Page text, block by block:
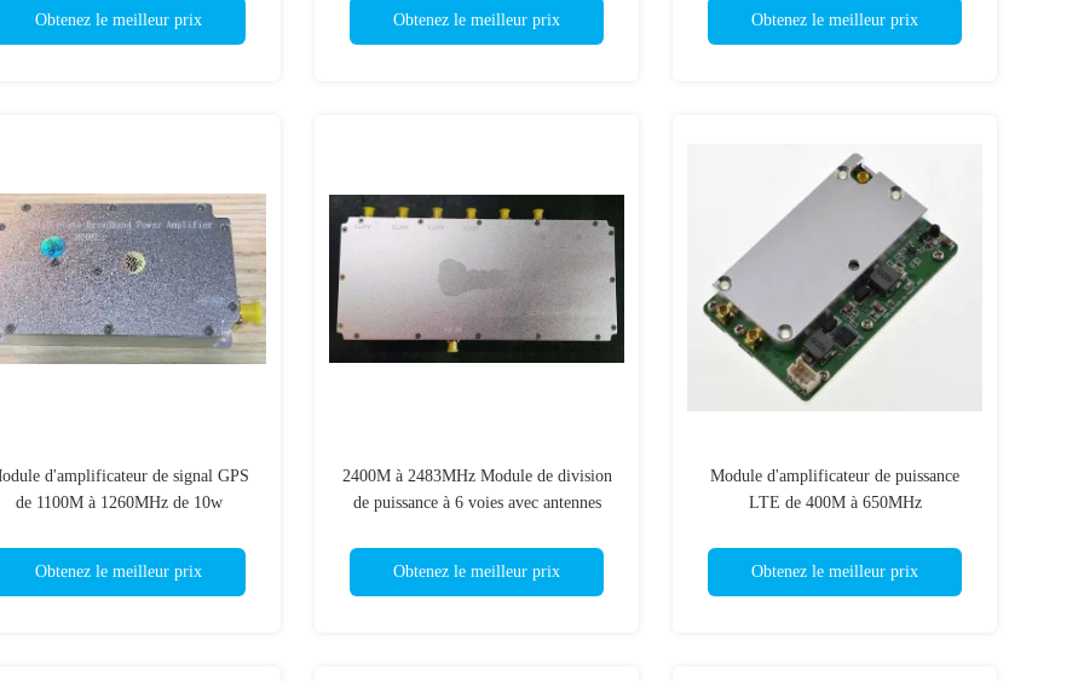
Obtenez le meilleur prix
Obtenez le meilleur prix
Obtenez le meilleur prix
d'amplificateur de signal GPS
de 1100M à 1260MHz de 10w
Obtenez le meilleur prix
2400M à 2483MHz Module de division
de puissance à 6 voies avec antennes
Obtenez le meilleur prix
Module d'amplificateur de puissance
LTE de 400M à 650MHz
Obtenez le meilleur prix